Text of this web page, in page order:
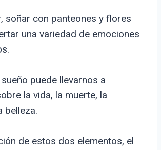
soñar con panteones y flores
una variedad de emociones
puede llevarnos a
la vida, la muerte, la
belleza.
de estos dos elementos, el